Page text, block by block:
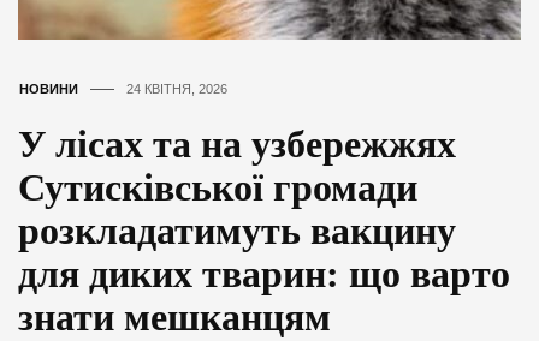
НОВИНИ 24 КВІТНЯ, 2026
У лісах та на узбережжях
Сутисківської громади
розкладатимуть вакцину
для диких тварин: що варто
знати мешканцям